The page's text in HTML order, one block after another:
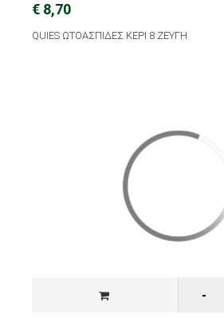
€ 8,70
QUIES ΩΤΟΑΣΠΙΔΕΣ ΚΕΡΙ 8 ΖΕΥΓΗ